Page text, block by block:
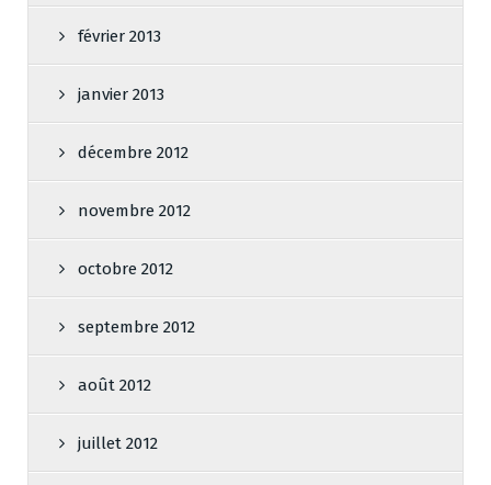
février 2013
janvier 2013
décembre 2012
novembre 2012
octobre 2012
septembre 2012
août 2012
juillet 2012